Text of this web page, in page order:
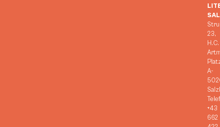
23,
H.C.
A-
+43
662